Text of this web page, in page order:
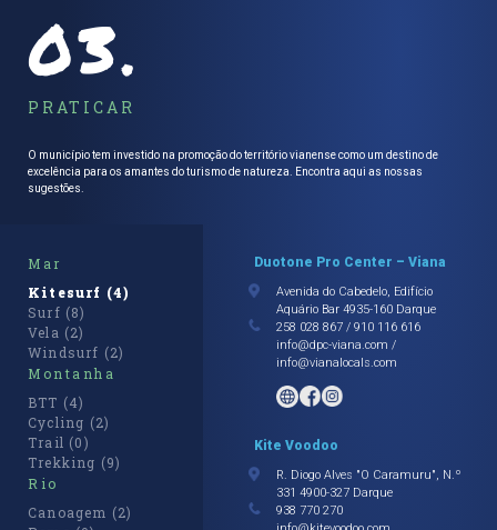
PRATICAR
O município tem investido na promoção do território vianense como um destino de
excelência para os amantes do turismo de natureza. Encontra aqui as nossas
sugestões.
Mar
Kitesurf (4)
Surf (8)
Vela (2)
Windsurf (2)
Montanha
BTT (4)
Cycling (2)
Trail (0)
Trekking (9)
Rio
Canoagem (2)
Duotone Pro Center – Viana
Avenida do Cabedelo, Edifício
Aquário Bar 4935-160 Darque
258 028 867 / 910 116 616
info@dpc-viana.com /
info@vianalocals.com
Kite Voodoo
R. Diogo Alves "O Caramuru", N.º
331 4900-327 Darque
938 770 270